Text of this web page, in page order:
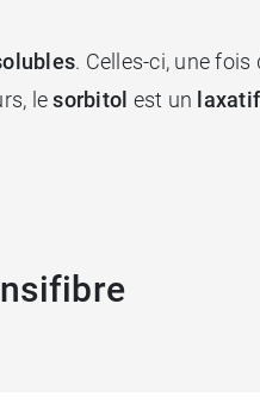
. Celles-ci, une
lesorbitol est un